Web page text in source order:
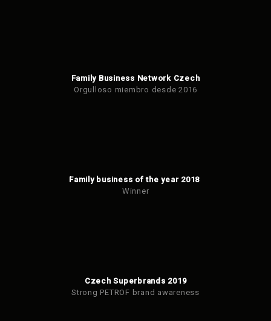
Family Business Network Czech
Orgulloso miembro desde 2016
Family business of the year 2018
Winner
Czech Superbrands 2019
Strong PETROF brand awareness